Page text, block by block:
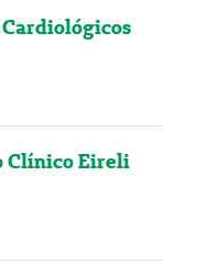
Clínico Eireli